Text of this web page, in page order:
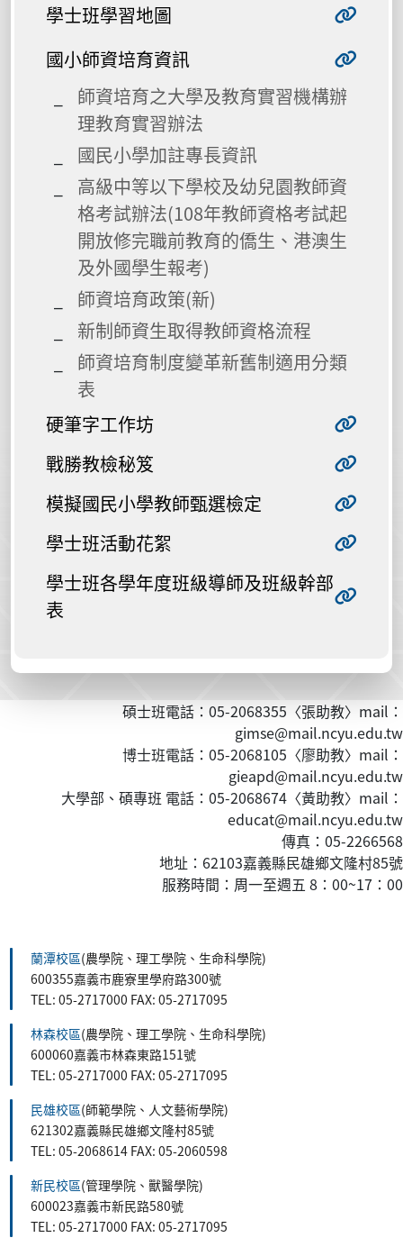
學士班學習地圖
國小師資培育資訊
師資培育之大學及教育實習機構辦
理教育實習辦法
國民小學加註專長資訊
高級中等以下學校及幼兒園教師資
格考試辦法(108年教師資格考試起
開放修完職前教育的僑生、港澳生
及外國學生報考)
師資培育政策(新)
新制師資生取得教師資格流程
師資培育制度變革新舊制適用分類
表
硬筆字工作坊
戰勝教檢秘笈
模擬國民小學教師甄選檢定
學士班活動花絮
學士班各學年度班級導師及班級幹部
表
碩士班電話：05-2068355〈張助教〉mail：
gimse@mail.ncyu.edu.tw
博士班電話：05-2068105〈廖助教〉mail：
gieapd@mail.ncyu.edu.tw
大學部、碩專班 電話：05-2068674〈黃助教〉mail：
educat@mail.ncyu.edu.tw
傳真：05-2266568
地址：62103嘉義縣民雄鄉文隆村85號
服務時間：周一至週五 8：00~17：00
蘭潭校區(農學院、理工學院、生命科學院)
600355嘉義市鹿寮里學府路300號
TEL: 05-2717000 FAX: 05-2717095
林森校區(農學院、理工學院、生命科學院)
600060嘉義市林森東路151號
TEL: 05-2717000 FAX: 05-2717095
民雄校區(師範學院、人文藝術學院)
621302嘉義縣民雄鄉文隆村85號
TEL: 05-2068614 FAX: 05-2060598
新民校區(管理學院、獸醫學院)
600023嘉義市新民路580號
TEL: 05-2717000 FAX: 05-2717095